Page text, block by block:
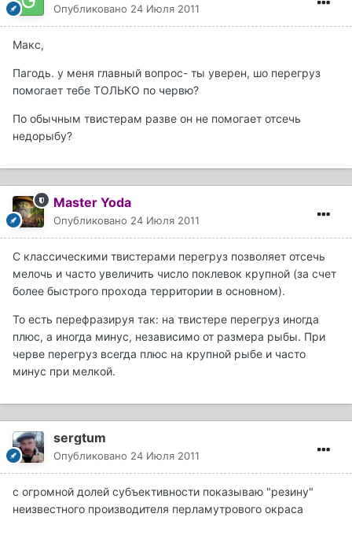
Опубликовано 24 Июля 2011
Макс,
Пагодь. у меня главный вопрос- ты уверен, шо перегруз
помогает тебе ТОЛЬКО по червю?
По обычным твистерам разве он не помогает отсечь
недорыбу?
Master Yoda
Опубликовано 24 Июля 2011
С классическими твистерами перегруз позволяет отсечь
мелочь и часто увеличить число поклевок крупной (за счет
более быстрого прохода территории в основном).
То есть перефразируя так: на твистере перегруз иногда
плюс, а иногда минус, независимо от размера рыбы. При
черве перегруз всегда плюс на крупной рыбе и часто
минус при мелкой.
sergtum
Опубликовано 24 Июля 2011
с огромной долей субъективности показываю "резину"
неизвестного производителя перламутрового окраса